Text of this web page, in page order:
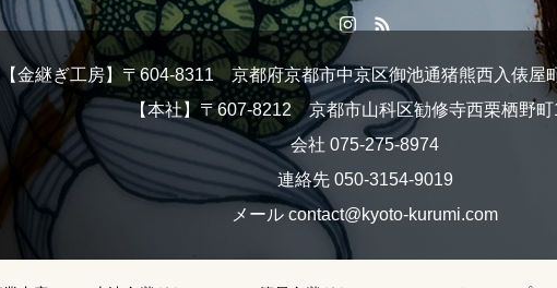
【金継ぎ工房】〒604-8311 京都府京都市中京区御池通猪熊西入俵屋
【本社】〒607-8212 京都市山科区勧修寺西栗栖野
会社 075-275-8974
連絡先 050-3154-9019
メール contact@kyoto-kurumi.com